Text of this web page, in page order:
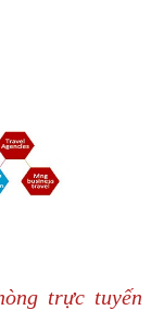
trực tuyến